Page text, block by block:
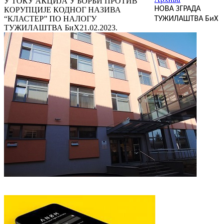
КОРУПЦИЈЕ КОДНОГ НАЗИВА
“КЛАСТЕР” ПО НАЛОГУ
ТУЖИЛАШТВА БиХ21.02.2023.
НОВА ЗГРАДА
ТУЖИЛАШТВА БиХ